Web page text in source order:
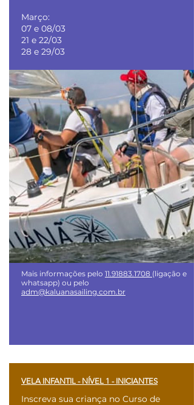
Março:
07 e 08/03
21 e 22/03
28 e 29/03
Mais informações pelo 11.91883.1708 (ligação e
whatsapp) ou pelo
adm@kaluanasailing.com.br
VELA INFANTIL - NÍVEL 1 - INICIANTES
Inscreva sua criança no Curso de